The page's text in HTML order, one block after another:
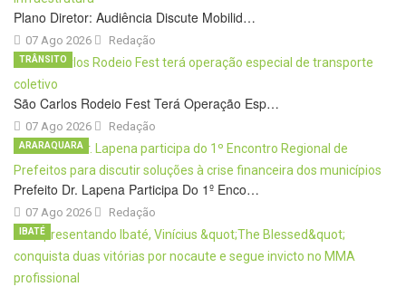
Plano Diretor: Audiência Discute Mobilid…
07 Ago 2026 Redação
São Carlos Rodeio Fest Terá Operação Esp…
07 Ago 2026
TRÂNSITO
Redação
Prefeito Dr. Lapena Participa Do 1º Enco…
07 Ago 2026
ARARAQUARA
Redação
IBATÉ